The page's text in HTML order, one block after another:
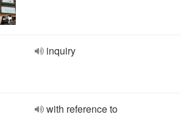
inquiry
with reference to